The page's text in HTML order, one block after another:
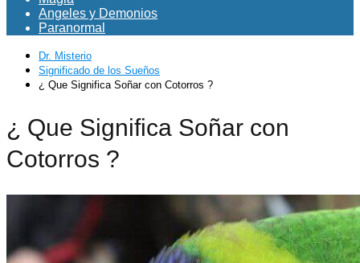
Angeles y Demonios
Paranormal
Dr. Misterio
Significado de los Sueños
¿ Que Significa Soñar con Cotorros ?
¿ Que Significa Soñar con
Cotorros ?